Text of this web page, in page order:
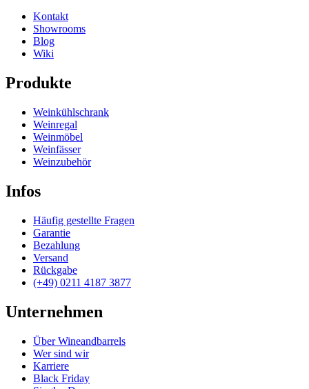
Kontakt
Showrooms
Blog
Wiki
Produkte
Weinkühlschrank
Weinregal
Weinmöbel
Weinfässer
Weinzubehör
Infos
Häufig gestellte Fragen
Garantie
Bezahlung
Versand
Rückgabe
(+49) 0211 4187 3877
Unternehmen
Über Wineandbarrels
Wer sind wir
Karriere
Black Friday